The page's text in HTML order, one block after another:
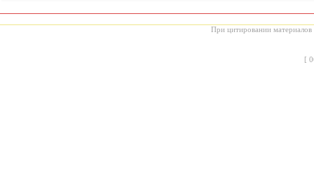
При цитировании материалов
[